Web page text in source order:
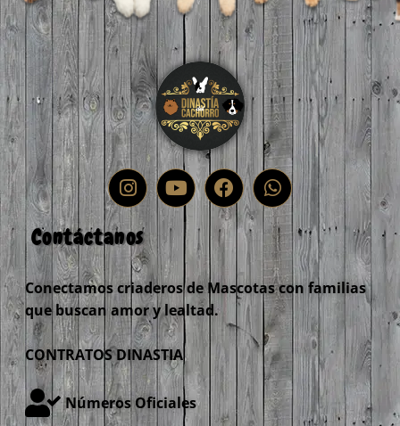
Contáctanos
Conectamos criaderos de Mascotas con familias
que buscan amor y lealtad.
CONTRATOS DINASTIA
Números Oficiales